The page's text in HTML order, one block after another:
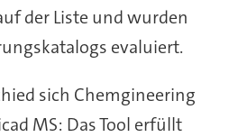
der Liste und wurden
evaluiert.
sich Chemgineering
MS: Das Tool erfüllt